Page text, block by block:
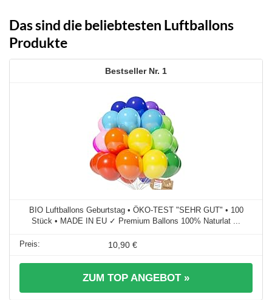
Das sind die beliebtesten Luftballons
Produkte
1
BIO Luftballons Geburtstag • ÖKO-TEST "SEHR GUT" • 100
Stück • MADE IN EU ✓ Premium Ballons 100% Naturlat ...
10,90 €
ZUM TOP ANGEBOT »